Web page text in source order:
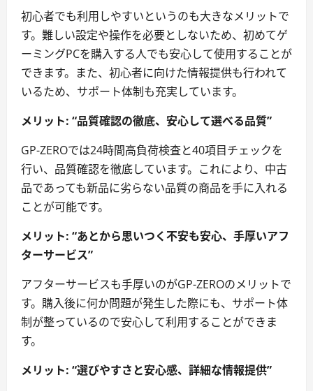
初心者でも利用しやすいというのも大きなメリットで
す。難しい設定や操作を必要としないため、初めてゲ
ーミングPCを購入する人でも安心して使用することが
できます。また、初心者に向けた情報提供も行われて
いるため、サポート体制も充実しています。
メリット: “品質確認の徹底、安心して選べる品質”
GP-ZEROでは24時間高負荷検査と40項目チェックを
行い、品質確認を徹底しています。これにより、中古
品であっても新品に劣らない品質の商品を手に入れる
ことが可能です。
メリット: “あとから思いつく不安も安心、手厚いアフ
ターサービス”
アフターサービスも手厚いのがGP-ZEROのメリットで
す。購入後に何か問題が発生した際にも、サポート体
制が整っているので安心して利用することができま
す。
メリット: “選びやすさと安心感、詳細な情報提供”